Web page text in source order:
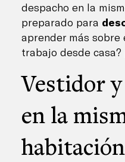
despacho en la
preparado para
aprender más
trabajo desde casa?
Vestidor y
en la